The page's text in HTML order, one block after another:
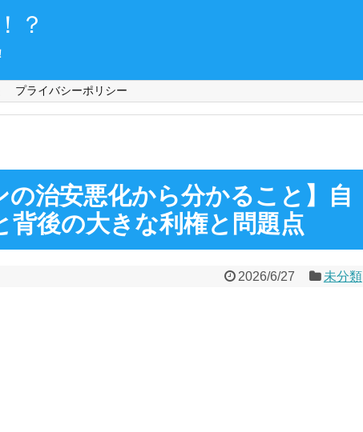
？
プライバシーポリシー
の治安悪化から分かること】自
背後の大きな利権と問題点
2026/6/27 未分類